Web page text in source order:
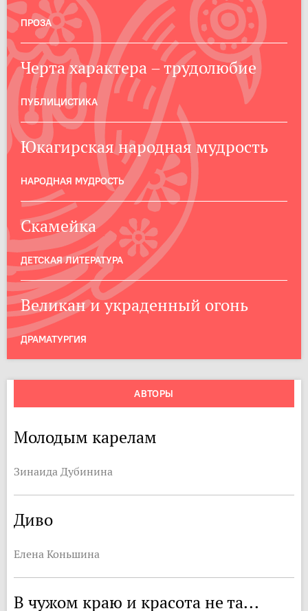
ПРОЗА
Черта характера – трудолюбие
ПУБЛИЦИСТИКА
Юкагирская народная мудрость
НАРОДНАЯ МУДРОСТЬ
Скамейка
ДЕТСКАЯ ЛИТЕРАТУРА
Великан и украденный огонь
ДРАМАТУРГИЯ
АВТОРЫ
Молодым карелам
Зинаида Дубинина
Диво
Елена Коньшина
В чужом краю и красота не та...